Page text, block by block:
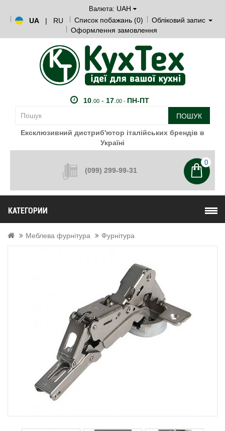
Валюта: UAH
UA
| RU Список побажань (0)
Обліковий запис
Оформлення замовлення
10. 00- 17. 00 - ПН-ПТ
ПОШУК
Ексклюзивний дистриб'ютор італійських брендів в
Україні
(099) 299-99-31
0
КАТЕГОРИИ
Меблева фурнітура Фурнітура